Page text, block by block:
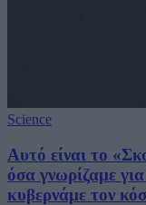
Science
Αυτό είναι το
όσα γνωρίζαμε
κυβερνάμε τον